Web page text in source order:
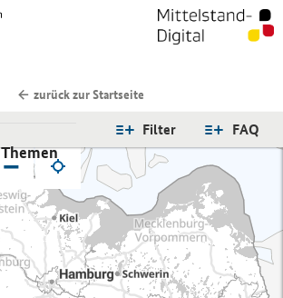
zurück zur Startseite
FAQ
Filter
Themen
−